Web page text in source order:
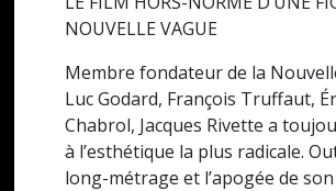
NOUVELLE VAGUE
Membre fondateur de la
Luc Godard, François Truffaut,
Chabrol, Jacques Rivette a
à l’esthétique la plus radicale.
long-métrage et l’apogée de